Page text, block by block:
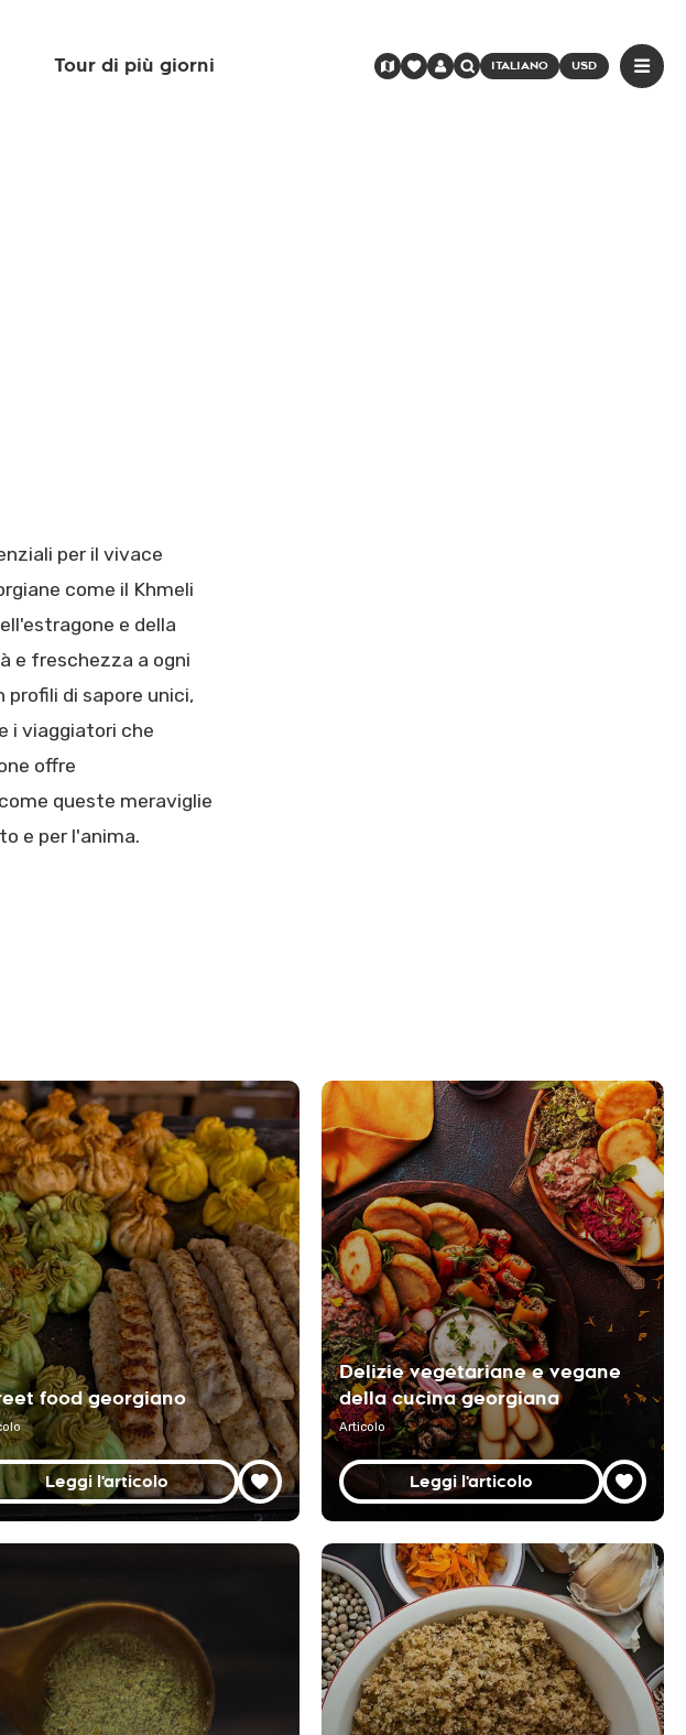
Tour di più giorni ITALIANO USD
per il vivace
come il Khmeli
e della
e freschezza a ogni
di sapore unici,
i viaggiatori che
offre
queste meraviglie
e per l'anima.
food georgiano
Leggi l'articolo
Delizie vegetariane e vegane
della cucina georgiana
Articolo
Leggi l'articolo